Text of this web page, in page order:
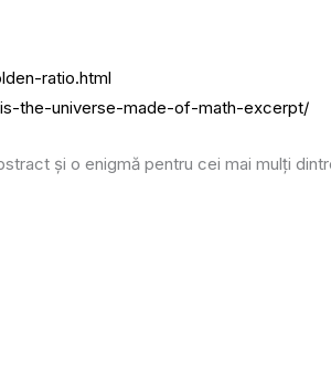
ratio.html
the-universe-made-of-math-excerpt/
și o enigmă pentru cei mai mulți